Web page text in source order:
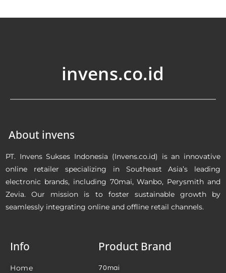
invens.co.id
About invens
PT. Invens Sukses Indonesia (Invens.co.id) is an innovative
online retailer specializing in Southeast Asia’s leading
electronic brands, including 70mai, Wanbo, Perysmith and
Zevia. Our mission is to foster sustainable growth by
seamlessly integrating online and offline retail channels.
Info
Home
Product Brand
70mai